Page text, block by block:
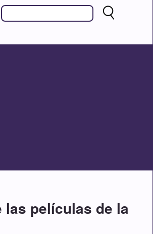
las películas de la